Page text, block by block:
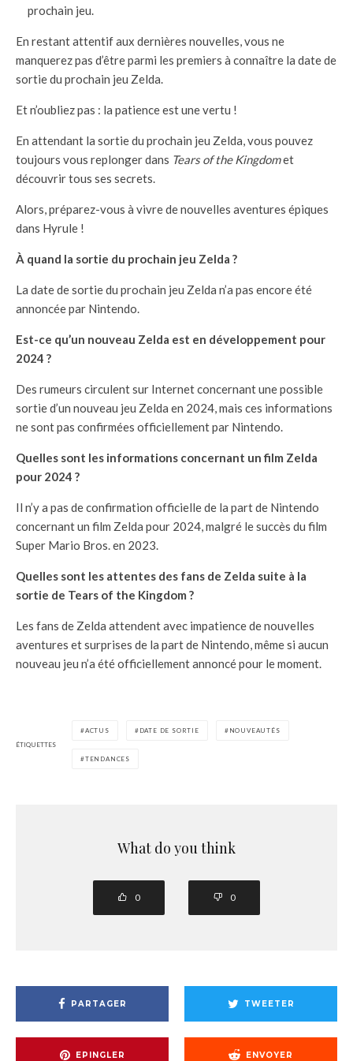
prochain jeu.
En restant attentif aux dernières nouvelles, vous ne
manquerez pas d’être parmi les premiers à connaître la date de
sortie du prochain jeu Zelda.
Et n’oubliez pas : la patience est une vertu !
En attendant la sortie du prochain jeu Zelda, vous pouvez
toujours vous replonger dans Tears of the Kingdomet
découvrir tous ses secrets.
Alors, préparez-vous à vivre de nouvelles aventures épiques
dans Hyrule !
À quand la sortie du prochain jeu Zelda ?
La date de sortie du prochain jeu Zelda n’a pas encore été
annoncée par Nintendo.
Est-ce qu’un nouveau Zelda est en développement pour
2024 ?
Des rumeurs circulent sur Internet concernant une possible
sortie d’un nouveau jeu Zelda en 2024, mais ces informations
ne sont pas confirmées officiellement par Nintendo.
Quelles sont les informations concernant un film Zelda
pour 2024 ?
Il n’y a pas de confirmation officielle de la part de Nintendo
concernant un film Zelda pour 2024, malgré le succès du film
Super Mario Bros. en 2023.
Quelles sont les attentes des fans de Zelda suite à la
sortie de Tears of the Kingdom ?
Les fans de Zelda attendent avec impatience de nouvelles
aventures et surprises de la part de Nintendo, même si aucun
nouveau jeu n’a été officiellement annoncé pour le moment.
ÉTIQUETTES
ACTUS DATE DE SORTIE NOUVEAUTÉS
TENDANCES
What do you think
0 0
PARTAGER TWEETER
EPINGLER ENVOYER